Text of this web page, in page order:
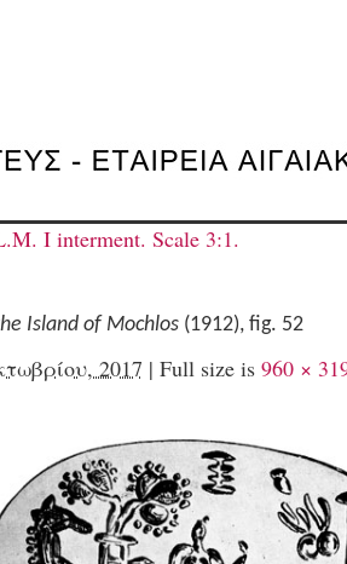
I interment. Scale 3:1.
Island of Mochlos(1912), fig. 52
2017 | Full size is 960 ×